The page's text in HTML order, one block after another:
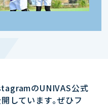
のUNIVAS公式
しています｡ぜひフ